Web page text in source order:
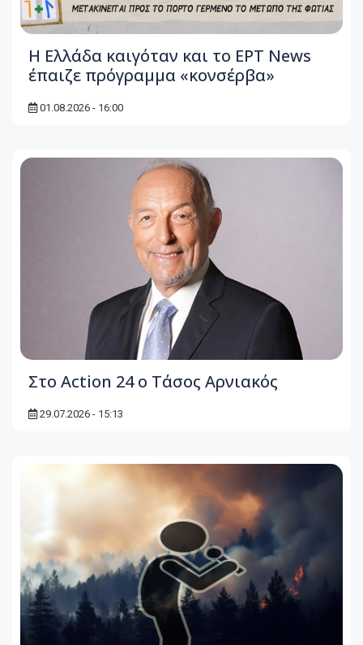
Η Ελλάδα καιγόταν και το ΕΡΤ News
έπαιζε πρόγραμμα «κονσέρβα»
01.08.2026 - 16:00
Στο Action 24 ο Τάσος Αρνιακός
29.07.2026 - 15:13